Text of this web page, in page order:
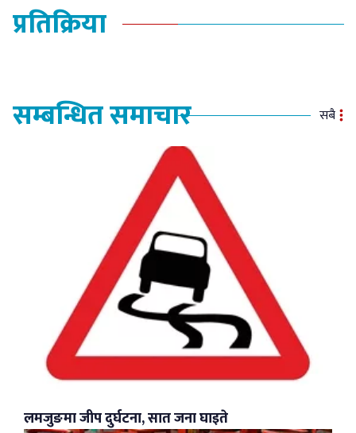
प्रतिक्रिया
सम्बन्धित समाचार सबै
लमजुङमा जीप दुर्घटना, सात जना घाइते